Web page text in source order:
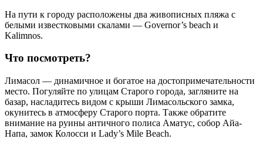
На пути к городу расположены два живописных пляжа с
белыми известковыми скалами — Governor’s beach и
Kalimnos.
Что посмотреть?
Лимасол — динамичное и богатое на достопримечательности
место. Погуляйте по улицам Старого города, загляните на
базар, насладитесь видом с крыши Лимасольского замка,
окунитесь в атмосферу Старого порта. Также обратите
внимание на руины античного полиса Аматус, собор Айа-
Напа, замок Колосси и Lady’s Mile Beach.